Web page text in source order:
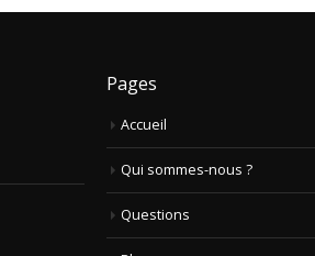
Pages
Accueil
Qui sommes-nous ?
Questions